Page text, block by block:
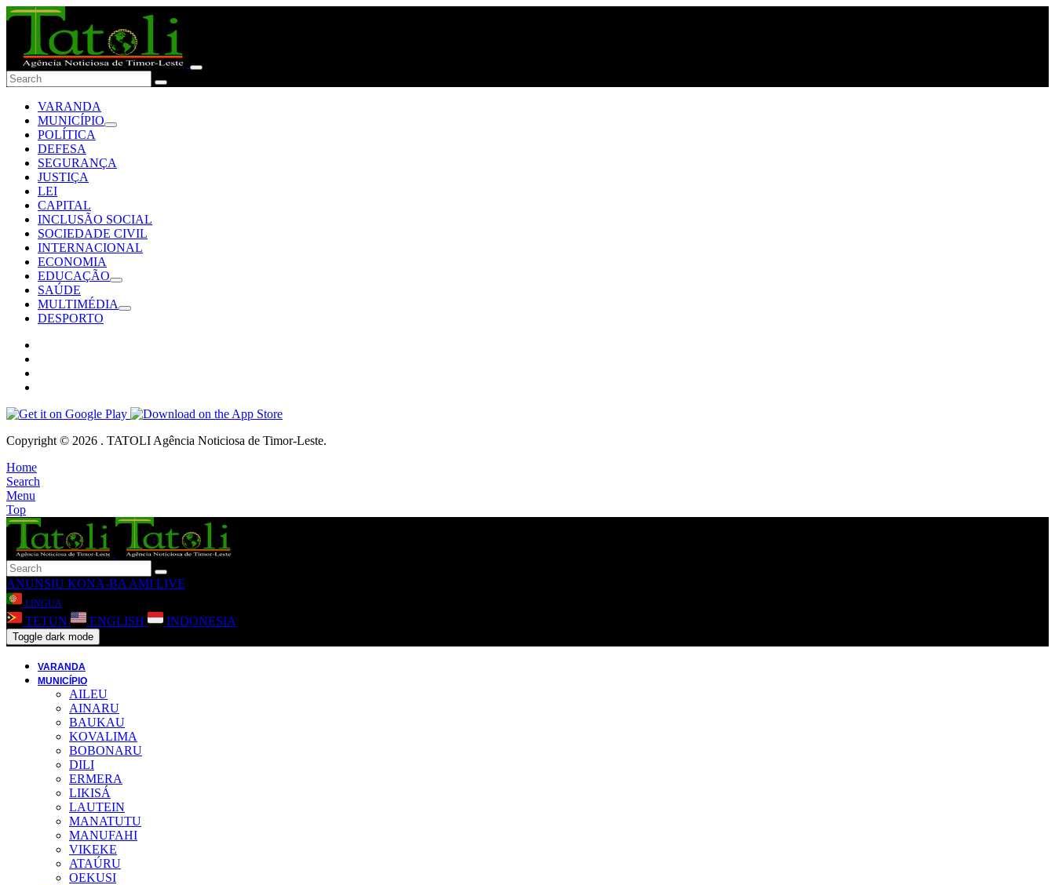
VARANDA
MUNICÍPIO
POLÍTICA
DEFESA
SEGURANÇA
JUSTIÇA
LEI
CAPITAL
INCLUSÃO SOCIAL
SOCIEDADE CIVIL
INTERNACIONAL
ECONOMIA
EDUCAÇÃO
SAÚDE
MULTIMÉDIA
DESPORTO
Copyright © 2026 . TATOLI Agência Noticiosa de Timor-Leste.
Home
Search
Menu
Top
ANUNSIU KONA-BA AMI LIVE
LINGUA
TETUN ENGLISH INDONESIA
Toggle dark mode
VARANDA
MUNICÍPIO
AILEU
AINARU
BAUKAU
KOVALIMA
BOBONARU
DILI
ERMERA
LIKISÁ
LAUTEIN
MANATUTU
MANUFAHI
VIKEKE
ATAÚRU
OEKUSI